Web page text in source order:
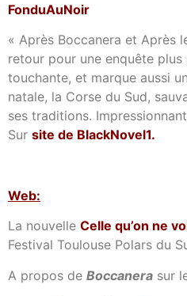
FonduAuNoir
« Après Boccanera et Après
retour pour une enquête
touchante, et marque aussi
natale, la Corse du Sud,
ses traditions.
Sur site de BlackNovel1.
Web:
La nouvelle Celle qu’on ne
Festival Toulouse Polars du
A propos de Boccanera sur